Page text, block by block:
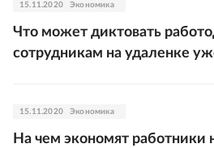
15.11.2020 Экономика
Что может диктовать
сотрудникам на удаленке
15.11.2020 Экономика
На чем экономят работники